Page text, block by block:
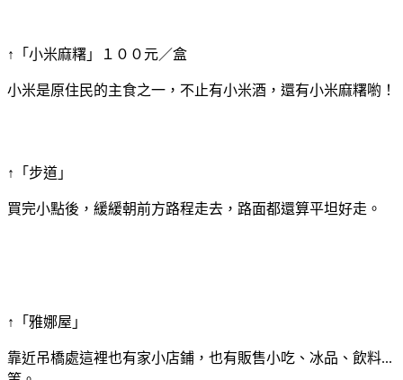
↑「小米麻糬」１００元／盒
小米是原住民的主食之一，不止有小米酒，還有小米麻糬喲！
↑「步道」
買完小點後，緩緩朝前方路程走去，路面都還算平坦好走。
↑「雅娜屋」
靠近吊橋處這裡也有家小店鋪，也有販售小吃、冰品、飲料...